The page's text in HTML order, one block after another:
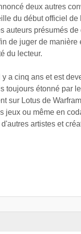
deux autres
du début officiel
auteurs présumés
de juger de
du lecteur.
a cinq ans et est
étonné par
sur Lotus de
ou même en
artistes et